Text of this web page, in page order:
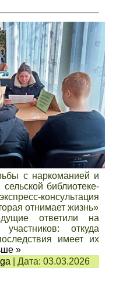
с наркоманией и
библиотеке-
консультация
отнимает жизнь»
ответили на
откуда
имеет их
»
|Дата: 03.03.2026